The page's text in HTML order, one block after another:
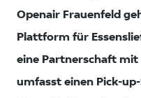
Openair Frauenfeld
Plattform für
eine Partnerschaft mit
umfasst einen Pick-